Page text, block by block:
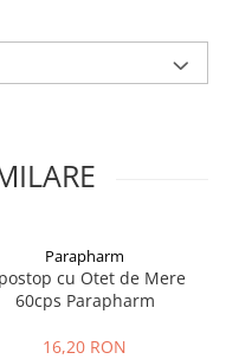
Parapharm
cu Otet de Mere
60cps Parapharm
16,20 RON